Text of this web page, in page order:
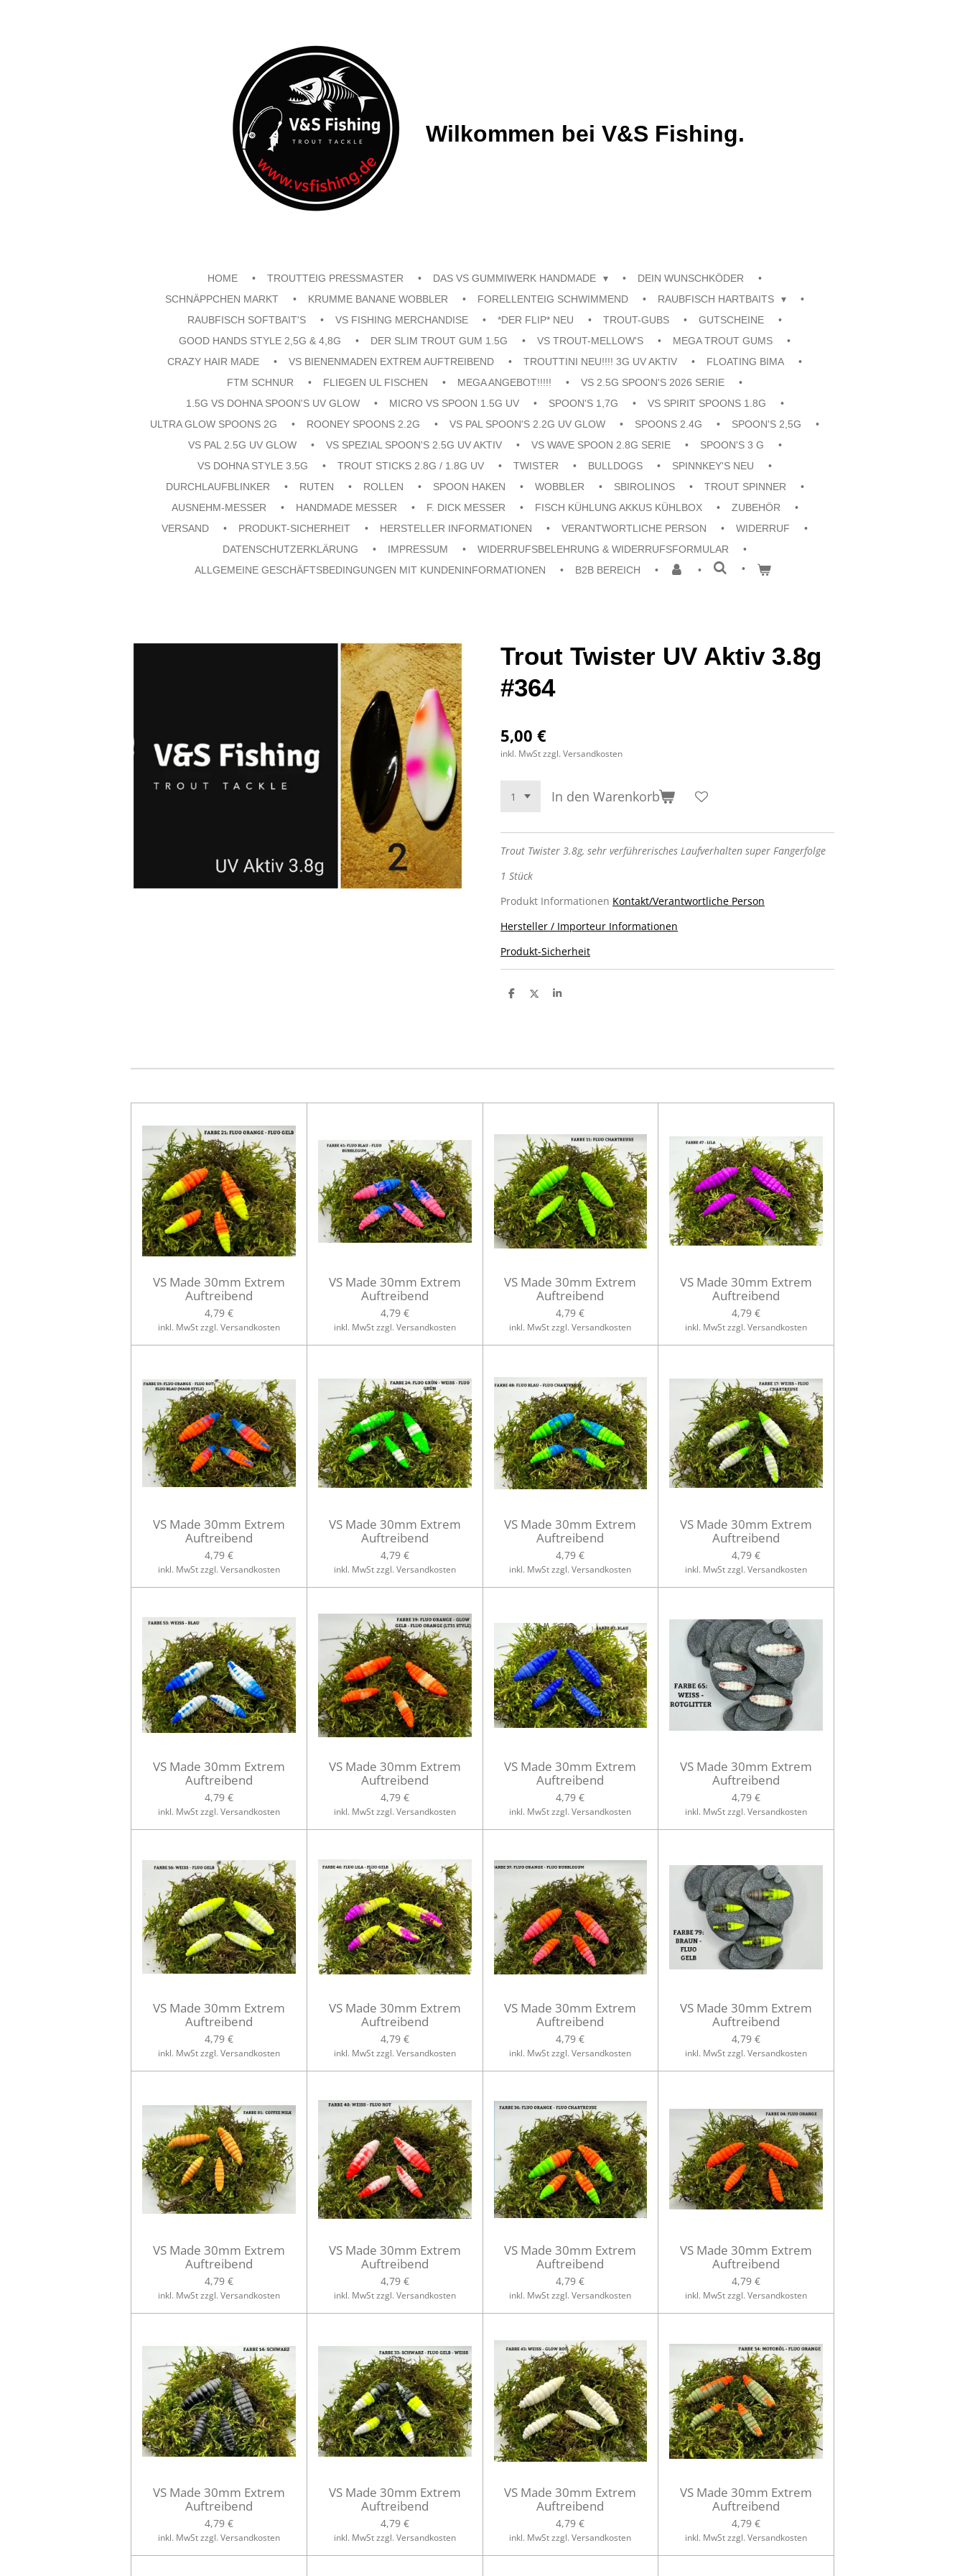
Wilkommen bei V&S Fishing.
HOME TROUTTEIG PRESSMASTER DAS VS GUMMIWERK HANDMADE
DEIN WUNSCHKÖDER
SCHNÄPPCHEN MARKT
KRUMME BANANE WOBBLER FORELLENTEIG SCHWIMMEND
RAUBFISCH HARTBAITS
RAUBFISCH SOFTBAIT'S
VS FISHING MERCHANDISE *DER FLIP* NEU TROUT-GUBS
GUTSCHEINE
GOOD HANDS STYLE 2,5G & 4,8G
DER SLIM TROUT GUM 1.5G VS TROUT-MELLOW'S
MEGA TROUT GUMS
CRAZY HAIR MADE
VS BIENENMADEN EXTREM AUFTREIBEND TROUTTINI NEU!!!! 3G UV AKTIV
FLOATING BIMA
FTM SCHNUR
FLIEGEN UL FISCHEN MEGA ANGEBOT!!!!!
VS 2.5G SPOON'S 2026 SERIE
1.5G VS DOHNA SPOON'S UV GLOW
MICRO VS SPOON 1.5G UV SPOON'S 1,7G
VS SPIRIT SPOONS 1.8G
ULTRA GLOW SPOONS 2G
ROONEY SPOONS 2.2G VS PAL SPOON'S 2.2G UV GLOW SPOONS 2.4G
SPOON'S 2,5G
VS PAL 2.5G UV GLOW
VS SPEZIAL SPOON'S 2.5G UV AKTIV VS WAVE SPOON 2.8G SERIE
SPOON'S 3 G
VS DOHNA STYLE 3.5G
TROUT STICKS 2.8G / 1.8G UV TWISTER BULLDOGS
SPINNKEY'S NEU
DURCHLAUFBLINKER
RUTEN ROLLEN SPOON HAKEN WOBBLER SBIROLINOS
TROUT SPINNER
AUSNEHM-MESSER
HANDMADE MESSER F. DICK MESSER FISCH KÜHLUNG AKKUS KÜHLBOX
ZUBEHÖR
VERSAND
PRODUKT-SICHERHEIT HERSTELLER INFORMATIONEN VERANTWORTLICHE PERSON
WIDERRUF
DATENSCHUTZERKLÄRUNG
IMPRESSUM
WIDERRUFSBELEHRUNG & WIDERRUFSFORMULAR
ALLGEMEINE GESCHÄFTSBEDINGUNGEN MIT KUNDENINFORMATIONEN
B2B BEREICH
Trout Twister UV Aktiv 3.8g
#364
5,00 €
inkl. MwSt zzgl. Versandkosten
In den Warenkorb
Trout Twister 3.8g, sehr verführerisches Laufverhalten super Fangerfolge
1 Stück
Produkt Informationen Kontakt/Verantwortliche Person
Hersteller / Importeur Informationen
Produkt-Sicherheit
T
T
T
VS Made 30mm Extrem
Auftreibend
4,79 €
inkl. MwSt zzgl. Versandkosten
VS Made 30mm Extrem
Auftreibend
4,79 €
inkl. MwSt zzgl. Versandkosten
VS Made 30mm Extrem
Auftreibend
4,79 €
inkl. MwSt zzgl. Versandkosten
VS Made 30mm Extrem
Auftreibend
4,79 €
inkl. MwSt zzgl. Versandkosten
VS Made 30mm Extrem
Auftreibend
4,79 €
inkl. MwSt zzgl. Versandkosten
VS Made 30mm Extrem
Auftreibend
4,79 €
inkl. MwSt zzgl. Versandkosten
VS Made 30mm Extrem
Auftreibend
4,79 €
inkl. MwSt zzgl. Versandkosten
VS Made 30mm Extrem
Auftreibend
4,79 €
inkl. MwSt zzgl. Versandkosten
VS Made 30mm Extrem
Auftreibend
4,79 €
inkl. MwSt zzgl. Versandkosten
VS Made 30mm Extrem
Auftreibend
4,79 €
inkl. MwSt zzgl. Versandkosten
VS Made 30mm Extrem
Auftreibend
4,79 €
inkl. MwSt zzgl. Versandkosten
VS Made 30mm Extrem
Auftreibend
4,79 €
inkl. MwSt zzgl. Versandkosten
VS Made 30mm Extrem
Auftreibend
4,79 €
inkl. MwSt zzgl. Versandkosten
VS Made 30mm Extrem
Auftreibend
4,79 €
inkl. MwSt zzgl. Versandkosten
VS Made 30mm Extrem
Auftreibend
4,79 €
inkl. MwSt zzgl. Versandkosten
VS Made 30mm Extrem
Auftreibend
4,79 €
inkl. MwSt zzgl. Versandkosten
VS Made 30mm Extrem
Auftreibend
4,79 €
inkl. MwSt zzgl. Versandkosten
VS Made 30mm Extrem
Auftreibend
4,79 €
inkl. MwSt zzgl. Versandkosten
VS Made 30mm Extrem
Auftreibend
4,79 €
inkl. MwSt zzgl. Versandkosten
VS Made 30mm Extrem
Auftreibend
4,79 €
inkl. MwSt zzgl. Versandkosten
VS Made 30mm Extrem
Auftreibend
4,79 €
inkl. MwSt zzgl. Versandkosten
VS Made 30mm Extrem
Auftreibend
4,79 €
inkl. MwSt zzgl. Versandkosten
VS Made 30mm Extrem
Auftreibend
4,79 €
inkl. MwSt zzgl. Versandkosten
VS Made 30mm Extrem
Auftreibend
4,79 €
inkl. MwSt zzgl. Versandkosten